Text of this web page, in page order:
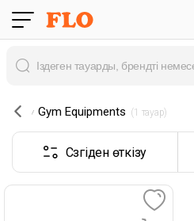
Gym Equipments (1 тауар)
Сүзгіден өткізу